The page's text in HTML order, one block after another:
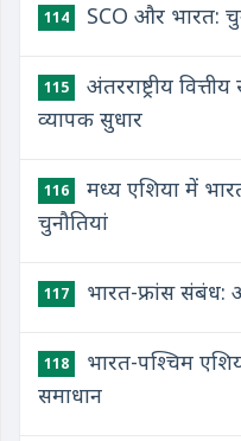
114 SCO और भारत:
115
अंतरराष्ट्रीय
व्यापक सुधार
116
मध्य एशिया में
चुनौतियां
117 भारत-फ्रांस संबंध:
118
भारत-पश्चिम
समाधान